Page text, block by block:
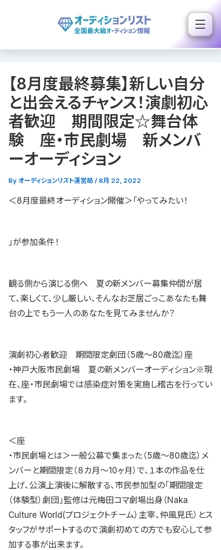
ス
【8月度最終募集】新しい自分
と出会えるチャンス！演劇初心
者歓迎 期間限定☆舞台体
験 座・市民劇場 新メンバ
ーオーディション
By オーディションリスト運営局 / 8月 22, 2022
＜8月度最終オーディション開催＞「やってみたい！
」が参加条件！
観る側から演じる側へ 夏の新メンバー募集仲間が居
て、楽しくて、少し厳しい、そんなお芝居ごっこあなたも舞
台の上でもう一人のあなたを見てみませんか？
演劇初心者歓迎 期間限定劇団（5歳〜80歳迄）座
・神戸大阪市民劇場 夏の新メンバーオーディション※現
在、座・市民劇場では感染症対策を実施し稽古を行ってい
ます。
＜座
・市民劇場とは＞一般公募で集まった（5歳〜80歳迄）メ
ンバーと期間限定（８カ月〜10ヶ月）で、１本の作品を仕
上げ、公演上演後に解散する、市民参加型の「期間限定
（体験型）劇団」監修は元梅田コマ劇場出身（Naka
Culture World(プロジェクトチーム）主宰、仲風見氏）とス
タッフがサポートするので演劇初めての方でも安心して参
加する事が出来ます。